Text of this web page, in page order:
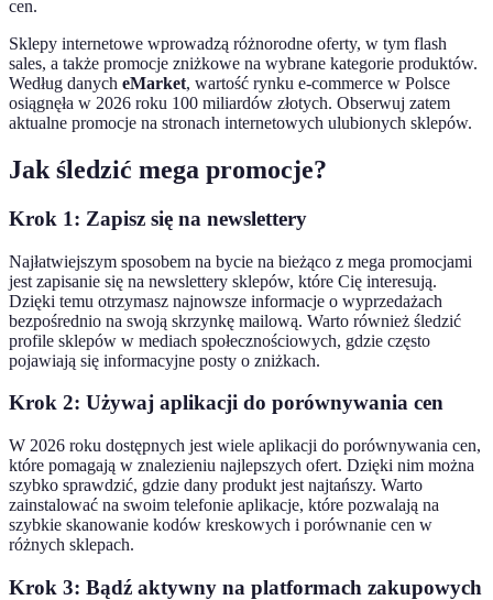
cen.
Sklepy internetowe wprowadzą różnorodne oferty, w tym flash
sales, a także promocje zniżkowe na wybrane kategorie produktów.
Według danych eMarket, wartość rynku e-commerce w Polsce
osiągnęła w 2026 roku 100 miliardów złotych. Obserwuj zatem
aktualne promocje na stronach internetowych ulubionych sklepów.
Jak śledzić mega promocje?
Krok 1: Zapisz się na newslettery
Najłatwiejszym sposobem na bycie na bieżąco z mega promocjami
jest zapisanie się na newslettery sklepów, które Cię interesują.
Dzięki temu otrzymasz najnowsze informacje o wyprzedażach
bezpośrednio na swoją skrzynkę mailową. Warto również śledzić
profile sklepów w mediach społecznościowych, gdzie często
pojawiają się informacyjne posty o zniżkach.
Krok 2: Używaj aplikacji do porównywania cen
W 2026 roku dostępnych jest wiele aplikacji do porównywania cen,
które pomagają w znalezieniu najlepszych ofert. Dzięki nim można
szybko sprawdzić, gdzie dany produkt jest najtańszy. Warto
zainstalować na swoim telefonie aplikacje, które pozwalają na
szybkie skanowanie kodów kreskowych i porównanie cen w
różnych sklepach.
Krok 3: Bądź aktywny na platformach zakupowych